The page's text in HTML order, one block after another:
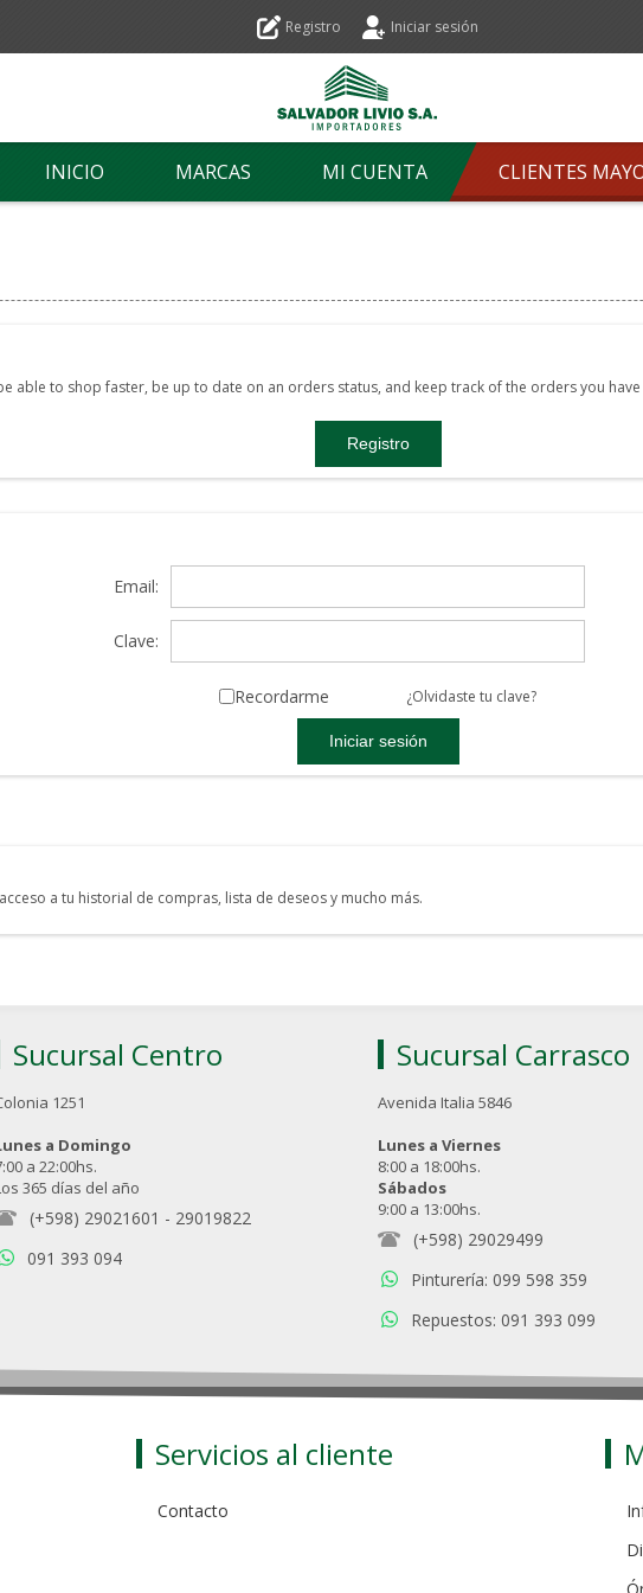
Registro Iniciar sesión
INICIO MARCAS MI CUENTA CLIENTES
able to shop faster, be up to date on an orders status, and keep track of the orders you
Email:
Clave:
Recordarme ¿Olvidaste tu clave?
a tu historial de compras, lista de deseos y mucho más.
Sucursal Centro
1251
a Domingo
a 22:00hs.
365 días del año
(+598) 29021601 - 29019822
091 393 094
Sucursal Carrasco
Avenida Italia 5846
Lunes a Viernes
8:00 a 18:00hs.
Sábados
9:00 a 13:00hs.
(+598) 29029499
Pinturería: 099 598 359
Repuestos: 091 393 099
Servicios al cliente
Contacto